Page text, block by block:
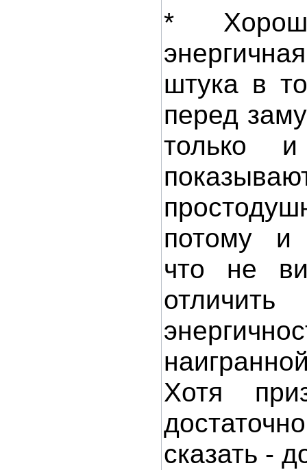
*
штука в
перед
только
потому и
что не
Хотя
сказать -